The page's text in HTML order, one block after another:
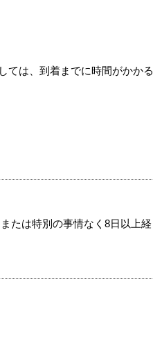
ては、到着までに時間がかかる
たは特別の事情なく8日以上経